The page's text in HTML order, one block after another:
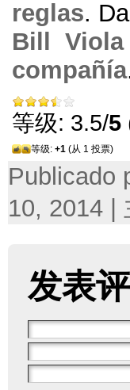
reglas.
Bill
compañía
等级: 3.5/5
等级: +1 (从 1 投票)
Publicado
10, 2014 |
发表